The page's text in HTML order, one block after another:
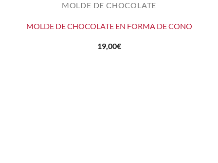
MOLDE DE CHOCOLATE
MOLDE DE CHOCOLATE EN FORMA DE CONO
19,00€